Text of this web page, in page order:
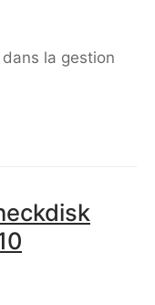
la gestion